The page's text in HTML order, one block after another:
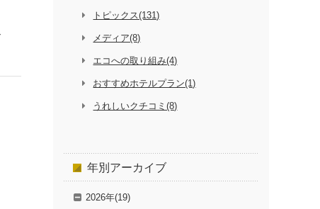
トピックス(131)
メディア(8)
エコへの取り組み(4)
おすすめホテルプラン(1)
うれしいクチコミ(8)
年別アーカイブ
2026年(19)